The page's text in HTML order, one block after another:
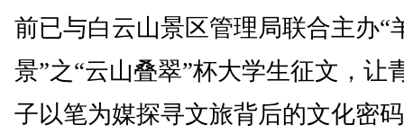
前已与白云山景区管理局联合主办“
景”之“云山叠翠”杯大学生征文，让
子以笔为媒探寻文旅背后的文化密